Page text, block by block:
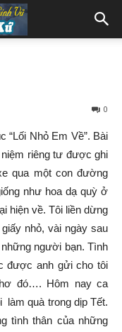
0
“Lối Nhỏ Em Về”. Bài
riêng tư được ghi
qua một con đường
như hoa dạ quỳ ở
hiện về. Tôi liền dừng
nhỏ, vài ngày sau
người bạn. Tình
được anh gửi cho tôi
đó…. Hôm nay ca
làm quà trong dịp Tết.
tình thân của những